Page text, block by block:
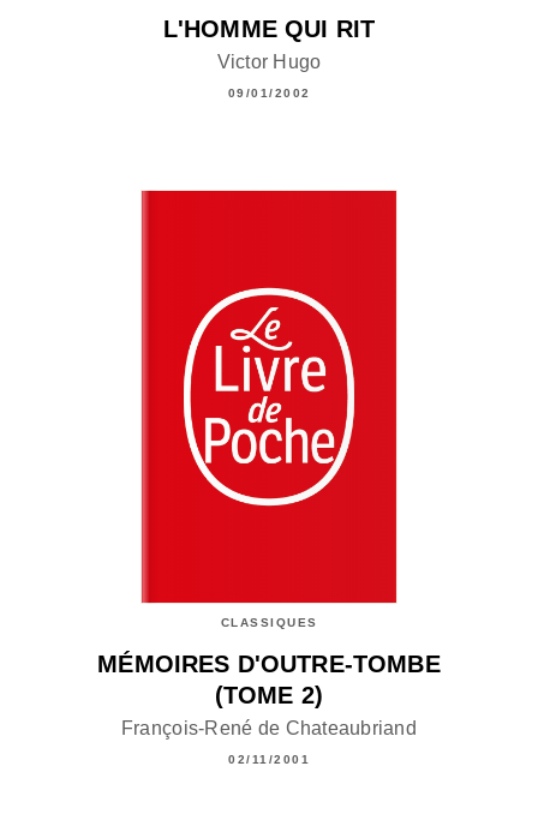
L'HOMME QUI RIT
Victor Hugo
09/01/2002
CLASSIQUES
MÉMOIRES D'OUTRE-TOMBE
(TOME 2)
François-René de Chateaubriand
02/11/2001